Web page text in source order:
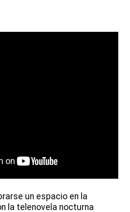
un espacio en la
la telenovela nocturna